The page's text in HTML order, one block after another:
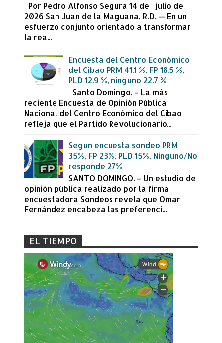
Por Pedro Alfonso Segura 14 de julio de
2026 San Juan de la Maguana, R.D. — En un
esfuerzo conjunto orientado a transformar
la rea...
Encuesta del Centro Económico
del Cibao PRM 41.1 %, FP 18.5 %,
PLD 12.9 %, ninguno 22.7 %
Santo Domingo. – La más
reciente Encuesta de Opinión Pública
Nacional del Centro Económico del Cibao
refleja que el Partido Revolucionario...
Segun encuesta sondeo PRM
35%, FP 23%, PLD 15%, Ninguno/No
responde 27%
SANTO DOMINGO. – Un estudio de
opinión pública realizado por la firma
encuestadora Sondeos revela que Omar
Fernández encabeza las preferenci...
EL TIEMPO